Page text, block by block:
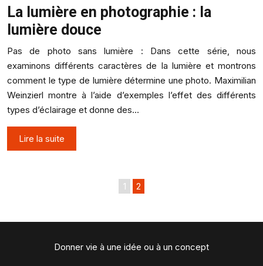
La lumière en photographie : la
lumière douce
Pas de photo sans lumière : Dans cette série, nous
examinons différents caractères de la lumière et montrons
comment le type de lumière détermine une photo. Maximilian
Weinzierl montre à l’aide d’exemples l’effet des différents
types d’éclairage et donne des…
Lire la suite
1 2
Donner vie à une idée ou à un concept